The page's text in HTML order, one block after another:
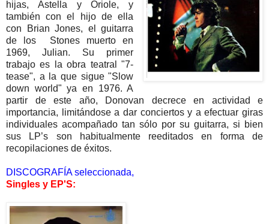
hijas, Astella y Oriole, y
también con el hijo de ella
con Brian Jones, el guitarra
de los Stones muerto en
1969, Julian. Su primer
trabajo es la obra teatral "7-
tease", a la que sigue "Slow
down world" ya en 1976. A
partir de este año, Donovan decrece en actividad e
importancia, limitándose a dar conciertos y a efectuar giras
individuales acompañado tan sólo por su guitarra, si bien
sus LP’s son habitualmente reeditados en forma de
recopilaciones de éxitos.
DISCOGRAFÍA seleccionada,
Singles y EP'S: